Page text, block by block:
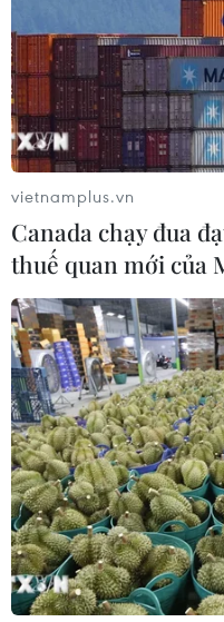
vietnamplus.vn
Canada chạy đua
thuế quan mới của